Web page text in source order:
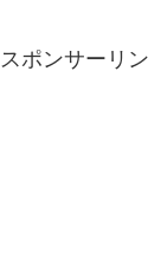
スポンサーリ